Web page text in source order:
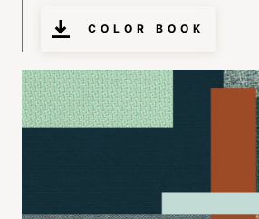
COLOR BOOK